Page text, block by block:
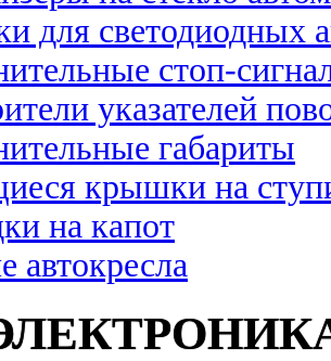
для светодиодных
стоп-
указателей
габариты
крышки на
на капот
автокресла